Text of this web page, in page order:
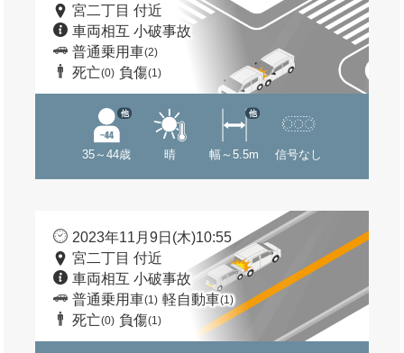
宮二丁目 付近
車両相互 小破事故
普通乗用車(2)
死亡(0) 負傷(1)
35～44歳
他
晴 幅～5.5m
他
信号なし
2023年11月9日(木)10:55
宮二丁目 付近
車両相互 小破事故
普通乗用車(1) 軽自動車(1)
死亡(0) 負傷(1)